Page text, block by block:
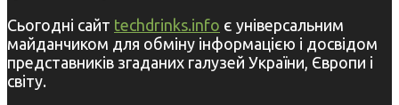
Сьогодні сайт techdrinks.info є універсальним
майданчиком для обміну інформацією і досвідом
представників згаданих галузей України, Європи і
світу.